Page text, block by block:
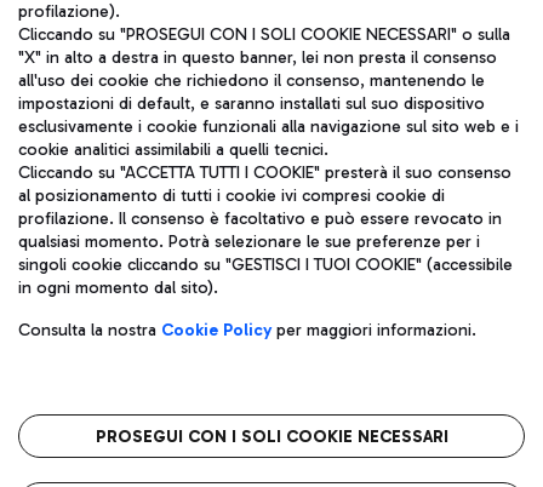
Aeroporti di Roma S.p.A. - Società soggetta a direzione e
coordinamento di Mundys S.p.A.
Codice fiscale e Registro delle Imprese di Roma 13032990155 P.
IVA 06572251004
Capitale sociale 62.224.743,00 int. vers.
Sede legale: Via Pier Paolo Racchetti 1 - 00054 Fiumicino (RM)
telefono +39 06 65951
Privacy policy
Note legali
Roma FCO
L'aeroporto stellato
profilazione).
Cliccando su "PROSEGUI CON I SOLI COOKIE NECESSARI" o sulla
"X" in alto a destra in questo banner, lei non presta il consenso
all'uso dei cookie che richiedono il consenso, mantenendo le
impostazioni di default, e saranno installati sul suo dispositivo
esclusivamente i cookie funzionali alla navigazione sul sito web e i
cookie analitici assimilabili a quelli tecnici.
Cliccando su "ACCETTA TUTTI I COOKIE" presterà il suo consenso
al posizionamento di tutti i cookie ivi compresi cookie di
profilazione. Il consenso è facoltativo e può essere revocato in
qualsiasi momento. Potrà selezionare le sue preferenze per i
singoli cookie cliccando su "GESTISCI I TUOI COOKIE" (accessibile
in ogni momento dal sito).
Consulta la nostra Cookie Policyper maggiori informazioni.
PROSEGUI CON I SOLI COOKIE NECESSARI